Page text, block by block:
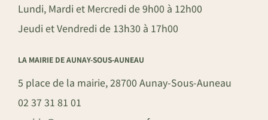
Lundi, Mardi et Mercredi de 9h00 à 12h00
Jeudi et Vendredi de 13h30 à 17h00
LA MAIRIE DE AUNAY-SOUS-AUNEAU
5 place de la mairie, 28700 Aunay-Sous-Auneau
02 37 31 81 01